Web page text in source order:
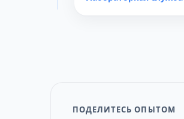
ПОДЕЛИТЕСЬ ОПЫТОМ